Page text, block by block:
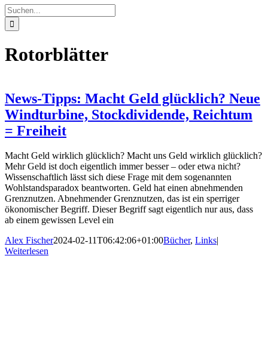
Suche
nach:
Rotorblätter
News-Tipps: Macht Geld glücklich? Neue
Windturbine, Stockdividende, Reichtum
= Freiheit
Macht Geld wirklich glücklich? Macht uns Geld wirklich glücklich?
Mehr Geld ist doch eigentlich immer besser – oder etwa nicht?
Wissenschaftlich lässt sich diese Frage mit dem sogenannten
Wohlstandsparadox beantworten. Geld hat einen abnehmenden
Grenznutzen. Abnehmender Grenznutzen, das ist ein sperriger
ökonomischer Begriff. Dieser Begriff sagt eigentlich nur aus, dass
ab einem gewissen Level ein
Alex Fischer2024-02-11T06:42:06+01:00Bücher, Links|
Weiterlesen